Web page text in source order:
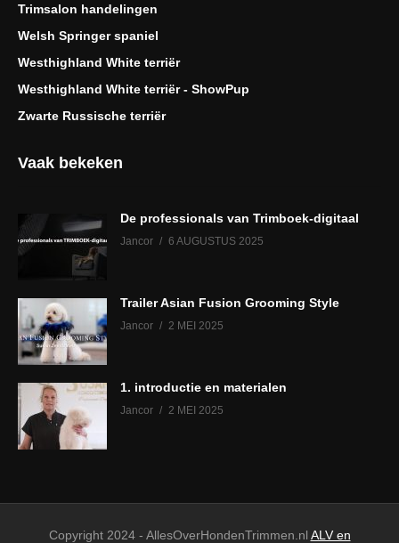
Trimsalon handelingen
Welsh Springer spaniel
Westhighland White terriër
Westhighland White terriër - ShowPup
Zwarte Russische terriër
Vaak bekeken
De professionals van Trimboek-digitaal
Jancor 6 AUGUSTUS 2025
Trailer Asian Fusion Grooming Style
Jancor 2 MEI 2025
1. introductie en materialen
Jancor 2 MEI 2025
Copyright 2024 - AllesOverHondenTrimmen.nl ALV en